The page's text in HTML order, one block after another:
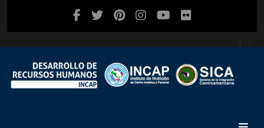
Salta al contenido principal